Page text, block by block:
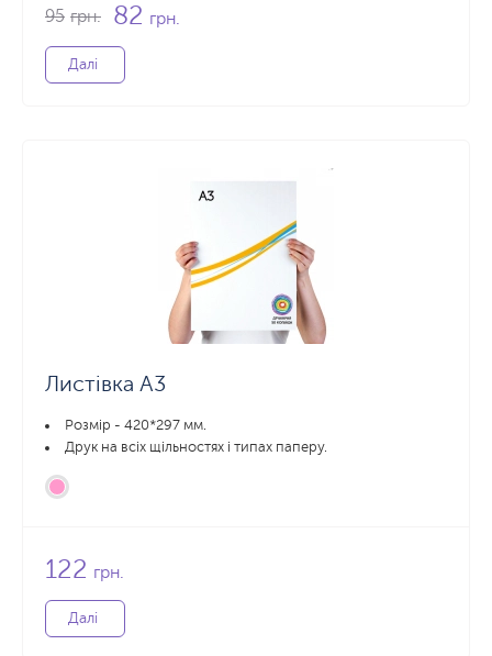
95 грн. 82 грн.
Далі
Листівка А3
Розмір - 420*297 мм.
Друк на всіх щільностях і типах паперу.
122 грн.
Далі